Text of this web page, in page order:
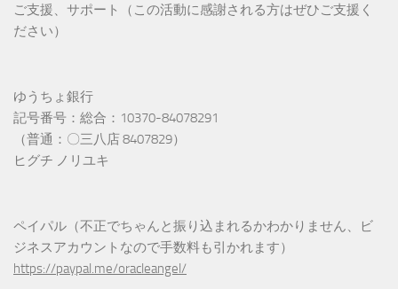
ご支援、サポート（この活動に感謝される方はぜひご支援く
ださい）
ゆうちょ銀行
記号番号：総合：10370-84078291
（普通：〇三八店 8407829）
ヒグチ ノリユキ
ペイパル（不正でちゃんと振り込まれるかわかりません、ビ
ジネスアカウントなので手数料も引かれます）
https://paypal.me/oracleangel/